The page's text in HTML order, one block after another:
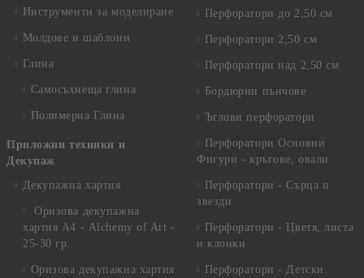
Инструменти за моделиране
Молдове и шаблони
Глина
Самосъхнеща глина
Полимерна Глина
Приложни техники и
Декупаж
Декупажна хартия
Оризова декупажна
хартия А4 - Alchemy of Art -
25-30 гр.
Оризова декупажна хартия
Перфоратори до 2,50 см
Перфоратори 2,50 см
Перфоратори над 2,50 см
Бордюрни пънчове
Ъглови перфоратори
Перфоратори Основни
Фигури - кръгове, овали
Перфоратори - Сърца и
звезди
Перфоратори - Цветя, листа
и клонки
Перфоратори - Детски